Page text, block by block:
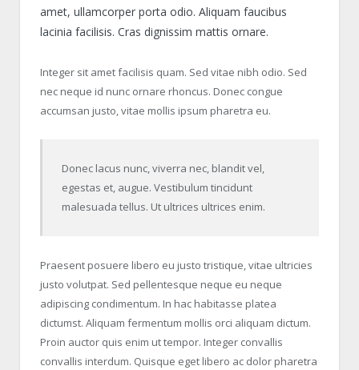
amet, ullamcorper porta odio. Aliquam faucibus
lacinia facilisis. Cras dignissim mattis ornare.
Integer sit amet facilisis quam. Sed vitae nibh odio. Sed
nec neque id nunc ornare rhoncus. Donec congue
accumsan justo, vitae mollis ipsum pharetra eu.
Donec lacus nunc, viverra nec, blandit vel,
egestas et, augue. Vestibulum tincidunt
malesuada tellus. Ut ultrices ultrices enim.
Praesent posuere libero eu justo tristique, vitae ultricies
justo volutpat. Sed pellentesque neque eu neque
adipiscing condimentum. In hac habitasse platea
dictumst. Aliquam fermentum mollis orci aliquam dictum.
Proin auctor quis enim ut tempor. Integer convallis
convallis interdum. Quisque eget libero ac dolor pharetra